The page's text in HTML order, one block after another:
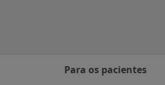
Para os pacientes